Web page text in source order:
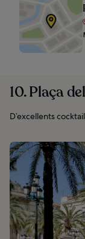
10. Plaça
D’excellents